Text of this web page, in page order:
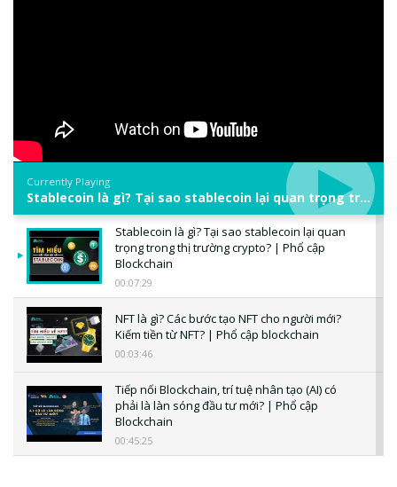
Currently Playing
Stablecoin là gì? Tại sao stablecoin lại quan trọng trong thị trường crypto? | Phổ cập Blockchain
Stablecoin là gì? Tại sao stablecoin lại quan
trọng trong thị trường crypto? | Phổ cập
Blockchain
00:07:29
NFT là gì? Các bước tạo NFT cho người mới?
Kiếm tiền từ NFT? | Phổ cập blockchain
00:03:46
Tiếp nối Blockchain, trí tuệ nhân tạo (AI) có
phải là làn sóng đầu tư mới? | Phổ cập
Blockchain
00:45:25